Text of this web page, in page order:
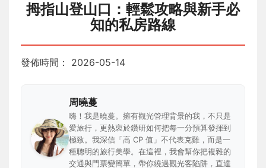
拇指山登山口：輕鬆攻略與新手必
知的私房路線
發佈時間： 2026-05-14
周曉蔓
嗨！我是曉蔓。擁有觀光管理背景的我，不只是
愛旅行，更熱衷於鑽研如何把每一分預算發揮到
極致。我深信「高 CP 值」不代表克難，而是一
種聰明的旅行美學。在這裡，我會幫你把複雜的
交通與門票變簡單，帶你繞過觀光客陷阱，直達